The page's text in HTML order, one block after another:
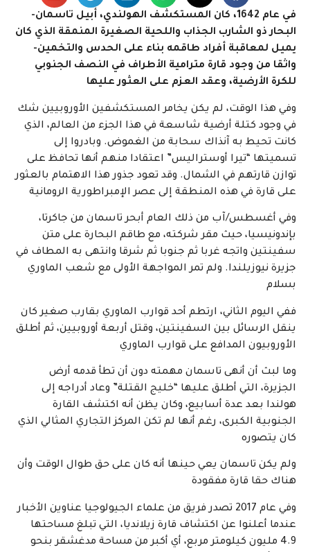
في عام 1642، كان المستكشف الهولندي، أبيل تاسمان-
البحار ذو الشارب الجذاب واللحية الصغيرة المنمقة الذي كان
يميل لمعاقبة أفراد طاقمه بناء على الحدس والتخمين-
واثقا من وجود قارة مترامية الأطراف في النصف الجنوبي
للكرة الأرضية، وعقد العزم على العثور عليها
وفي هذا الوقت، لم يكن يخامر المستكشفين الأوروبيين شك
في وجود كتلة أرضية شاسعة في هذا الجزء من العالم، الذي
كانت تحيط به آنذاك سحابة من الغموض. وبادروا إلى
تسميتها “تيرا أوستراليس” اعتقادا منهم أنها تحافظ على
توازن قارتهم في الشمال. وقد تعود جذور هذا الاهتمام بالعثور
على قارة في هذه المنطقة إلى عصر الإمبراطورية الرومانية
وفي أغسطس/آب من ذلك العام أبحر تاسمان من جاكرتا،
بإندونيسيا، حيث مقر شركته، مع طاقم البحارة على متن
سفينتين واتجه غربا ثم جنوبا ثم شرقا وانتهى به المطاف في
جزيرة نيوزيلندا. ولم تمر المواجهة الأولى مع شعب الماوري
بسلام
ففي اليوم الثاني، ارتطم أحد قوارب الماوري بقارب صغير كان
ينقل الرسائل بين السفينتين، وقتل أربعة أوروبيين، ثم أطلق
الأوروبيون المدافع على قوارب الماوري
وما لبث أن أنهى تاسمان مهمته دون أن تطأ قدمه أرض
الجزيرة، التي أطلق عليها “خليج القتلة” وعاد أدراجه إلى
هولندا بعد عدة أسابيع، وكان يظن أنه اكتشف القارة
الجنوبية الكبرى، رغم أنها لم تكن المركز التجاري المثالي الذي
كان يتصوره
ولم يكن تاسمان يعي حينها أنه كان على حق طوال الوقت وأن
هناك حقا قارة مفقودة
وفي عام 2017 تصدر فريق من علماء الجيولوجيا عناوين الأخبار
عندما أعلنوا عن اكتشاف قارة زيلانديا، التي تبلغ مساحتها
4.9 مليون كيلومتر مربع، أي أكبر من مساحة مدغشقر بنحو